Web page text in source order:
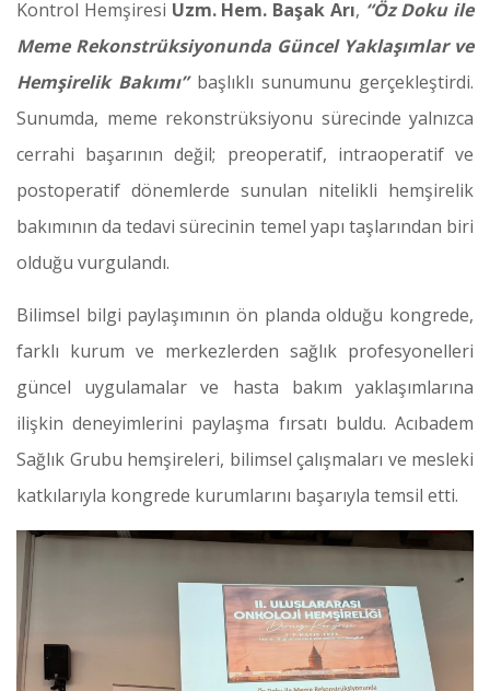
Kontrol Hemşiresi Uzm. Hem. Başak Arı, “Öz Doku ile
Meme Rekonstrüksiyonunda Güncel Yaklaşımlar ve
Hemşirelik Bakımı”başlıklı sunumunu gerçekleştirdi.
Sunumda, meme rekonstrüksiyonu sürecinde yalnızca
cerrahi başarının değil; preoperatif, intraoperatif ve
postoperatif dönemlerde sunulan nitelikli hemşirelik
bakımının da tedavi sürecinin temel yapı taşlarından biri
olduğu vurgulandı.
Bilimsel bilgi paylaşımının ön planda olduğu kongrede,
farklı kurum ve merkezlerden sağlık profesyonelleri
güncel uygulamalar ve hasta bakım yaklaşımlarına
ilişkin deneyimlerini paylaşma fırsatı buldu. Acıbadem
Sağlık Grubu hemşireleri, bilimsel çalışmaları ve mesleki
katkılarıyla kongrede kurumlarını başarıyla temsil etti.